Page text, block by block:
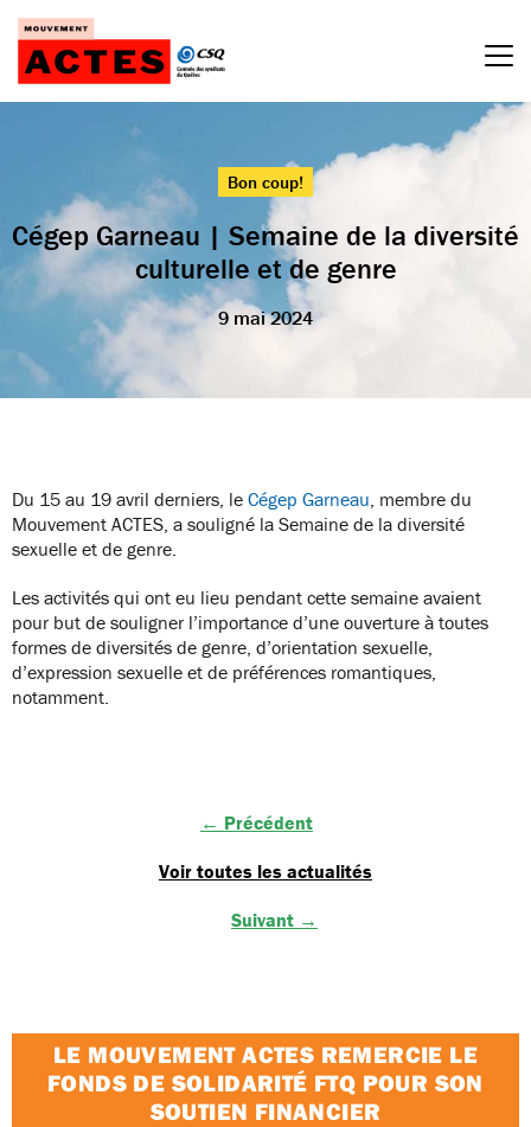
Passer
contenu
Bon coup!
Cégep Garneau | Semaine de la diversité
culturelle et de genre
9 mai 2024
Du 15 au 19 avril derniers, le Cégep Garneau , membre du
Mouvement ACTES, a souligné la Semaine de la diversité
sexuelle et de genre.
Les activités qui ont eu lieu pendant cette semaine avaient
pour but de souligner l’importance d’une ouverture à toutes
formes de diversités de genre, d’orientation sexuelle,
d’expression sexuelle et de préférences romantiques,
notamment.
← Précédent
Voir toutes les actualités
Suivant →
LE MOUVEMENT ACTES REMERCIE LE
FONDS DE SOLIDARITÉ FTQ POUR SON
SOUTIEN FINANCIER